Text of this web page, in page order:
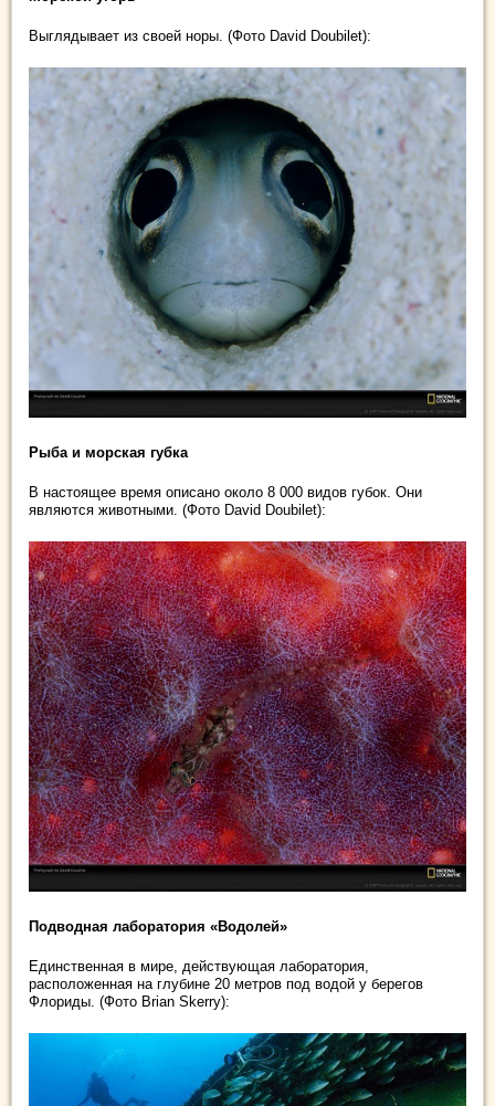
Выглядывает из своей норы. (Фото David Doubilet):
Рыба и морская губка
В настоящее время описано около 8 000 видов губок. Они
являются животными. (Фото David Doubilet):
Подводная лаборатория «Водолей»
Единственная в мире, действующая лаборатория,
расположенная на глубине 20 метров под водой у берегов
Флориды. (Фото Brian Skerry):